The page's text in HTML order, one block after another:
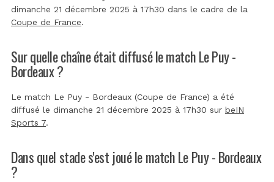
dimanche 21 décembre 2025 à 17h30 dans le cadre de la
Coupe de France.
Sur quelle chaîne était diffusé le match Le Puy -
Bordeaux ?
Le match Le Puy - Bordeaux (Coupe de France) a été
diffusé le dimanche 21 décembre 2025 à 17h30 sur beIN
Sports 7.
Dans quel stade s'est joué le match Le Puy - Bordeaux
?